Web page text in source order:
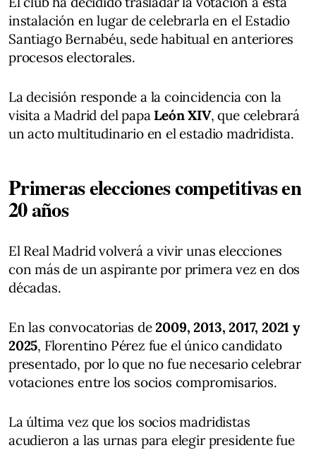
instalación en lugar de celebrarla en el Estadio
Santiago Bernabéu, sede habitual en anteriores
procesos electorales.
La decisión responde a la coincidencia con la
visita a Madrid del papa León XIV, que celebrará
un acto multitudinario en el estadio madridista.
Primeras elecciones competitivas en
20 años
El Real Madrid volverá a vivir unas elecciones
con más de un aspirante por primera vez en dos
décadas.
En las convocatorias de2009, 2013, 2017, 2021 y
2025, Florentino Pérez fue el único candidato
presentado, por lo que no fue necesario celebrar
votaciones entre los socios compromisarios.
La última vez que los socios madridistas
acudieron a las urnas para elegir presidente fue